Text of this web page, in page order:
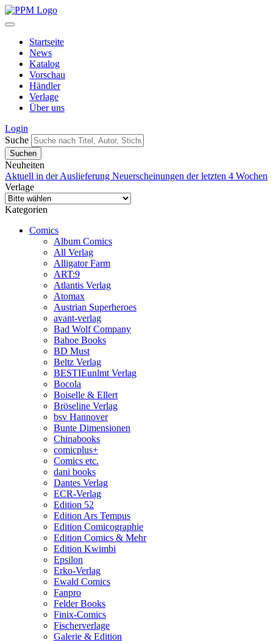
Startseite
News
Katalog
Vorschau
Händler
Verlage
Über uns
Login
Suche
Neuheiten
Aktuell in der Auslieferung Neuerscheinungen der letzten 4 Wochen
Verlage
Kategorien
Comics
Album Comics
All Verlag
Alligator Farm
ART:9
Atlantis Verlag
Atomax
Austrian Superheroes
avant-verlag
Bad Wolf Company
Bahoe Books
BD Must
Beltz Verlag
BESTIEunlmt Verlag
Bocola
Boiselle & Ellert
Bröseline Verlag
bsv Hannover
Bunte Dimensionen
Chinabooks
comicplus+
Comics etc.
dani books
Dantes Verlag
ECR-Verlag
Edition 52
Edition Ars Tempus
Edition Comicographie
Edition Comics & Mehr
Edition Kwimbi
Epsilon
Erko-Verlag
Ewald Comics
Fanpro
Felder Books
Finix-Comics
Fischerverlage
Galerie & Edition